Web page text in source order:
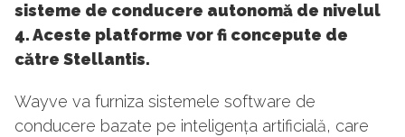
sisteme de conducere autonomă de nivelul
4. Aceste platforme vor fi concepute de
către Stellantis.
Wayve va furniza sistemele software de
conducere bazate pe inteligența artificială, care